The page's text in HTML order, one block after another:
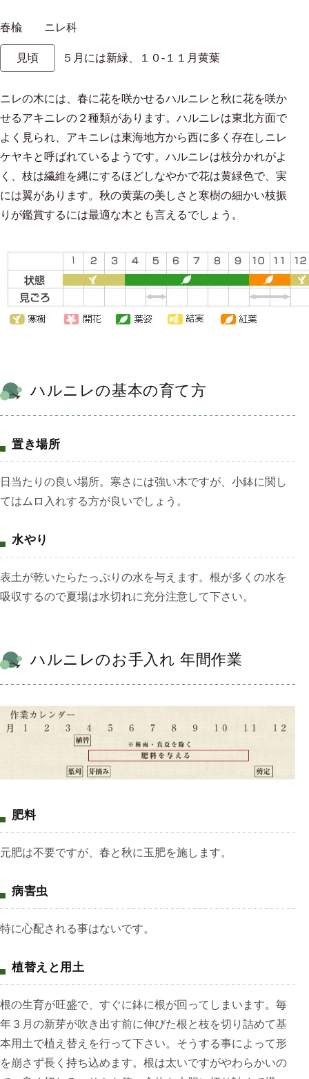
春楡 ニレ科
見頃 ５月には新緑、１０-１１月黄葉
ニレの木には、春に花を咲かせるハルニレと秋に花を咲か
せるアキニレの２種類があります。ハルニレは東北方面で
よく見られ、アキニレは東海地方から西に多く存在しニレ
ケヤキと呼ばれているようです。ハルニレは枝分かれがよ
く、枝は繊維を縄にするほどしなやかで花は黄緑色で、実
には翼があります。秋の黄葉の美しさと寒樹の細かい枝振
りが鑑賞するには最適な木とも言えるでしょう。
ハルニレの基本の育て方
置き場所
日当たりの良い場所。寒さには強い木ですが、小鉢に関し
てはムロ入れする方が良いでしょう。
水やり
表土が乾いたらたっぷりの水を与えます。根が多くの水を
吸収するので夏場は水切れに充分注意して下さい。
ハルニレのお手入れ 年間作業
肥料
元肥は不要ですが、春と秋に玉肥を施します。
病害虫
特に心配される事はないです。
植替えと用土
根の生育が旺盛で、すぐに鉢に根が回ってしまいます。毎
年３月の新芽が吹き出す前に伸びた根と枝を切り詰めて基
本用土で植え替えを行って下さい。そうする事によって形
を崩さず長く持ち込めます。根は太いですがやわらかいの